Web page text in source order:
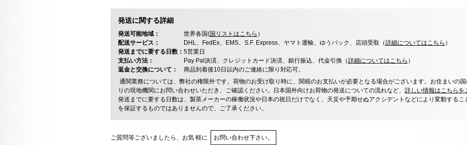
発送に関する詳細
発送可能地域： 世界各国(国リストはこちら ）
配送サービス：
DHL、FedEx、EMS、S.F. Express、ヤマト運輸、ゆうパック、店頭受取（詳細についてはこちら ）
発送までに要する日数： 5営業日
支払い方法：
Pay Pal決済、クレジットカード決済、銀行振込、代金引換（詳細についてはこちら ）
返金と交換について：
商品到着後10日以内のご連絡に限り対応可。
通関業務については、弊社の権限外です。荷物のお受け取り時に、関税のお支払いが必要となる場合がございます。お住まいの
りの現地機関にお問い合わせいただき、ご確認ください。日本国外向けお荷物の発送についての流れなど、 詳しい情報はこちらを
発送までに要する日数は、製茶メーカーの稼働状況や日本の祝日だけでなく、天災や予期せぬアクシデントなどにより変動するこ
を保証するものではありませんので、ご了承ください。
ご質問等ございましたら、お気 軽に お問い合わせ下さい。